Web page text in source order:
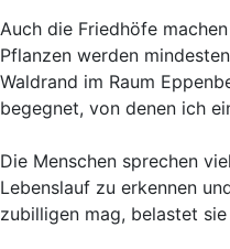
Auch die Friedhöfe
Pflanzen werden
Waldrand im Raum
begegnet, von denen ich
Die Menschen sprechen
Lebenslauf zu erkennen
zubilligen mag, belastet sie